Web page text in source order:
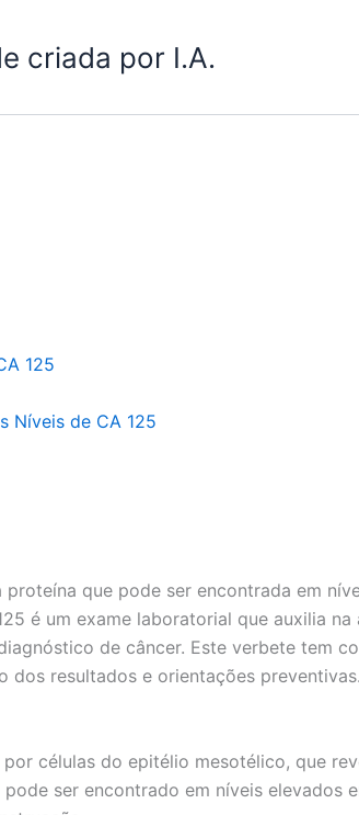
criada por I.A.
125
Níveis de CA 125
que pode ser encontrada em
é um exame laboratorial que auxilia
de câncer. Este verbete tem
dos resultados e orientações preventivas.
células do epitélio mesotélico, que
ser encontrado em níveis elevados